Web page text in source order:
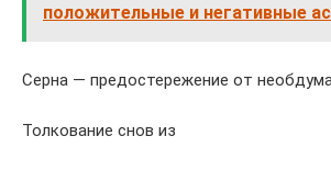
положительные и негативные
Серна — предостережение от
Толкование снов из